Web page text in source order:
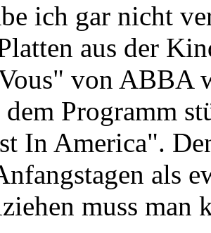
ich gar nicht
aus der
von ABBA
Programm
In America".
als
muss man